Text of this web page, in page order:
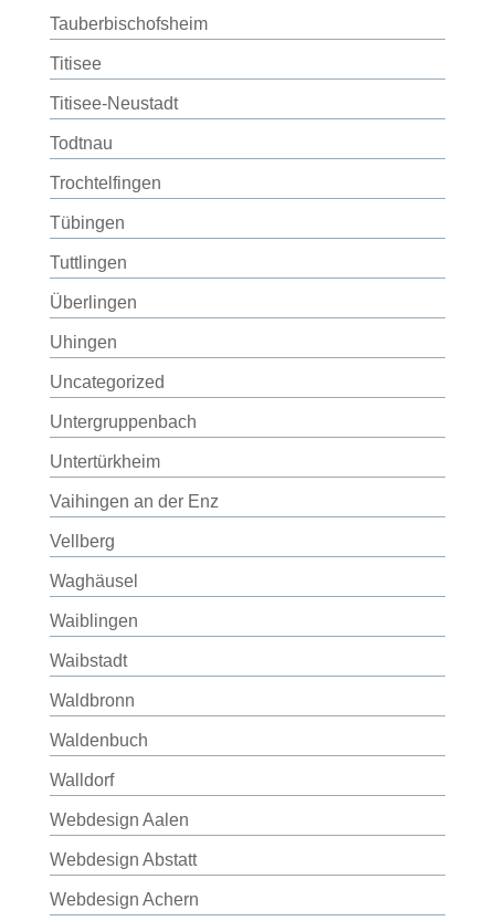
Tauberbischofsheim
Titisee
Titisee-Neustadt
Todtnau
Trochtelfingen
Tübingen
Tuttlingen
Überlingen
Uhingen
Uncategorized
Untergruppenbach
Untertürkheim
Vaihingen an der Enz
Vellberg
Waghäusel
Waiblingen
Waibstadt
Waldbronn
Waldenbuch
Walldorf
Webdesign Aalen
Webdesign Abstatt
Webdesign Achern